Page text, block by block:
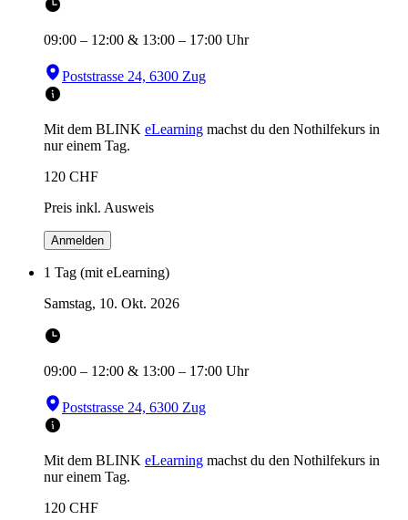
09:00 – 12:00 & 13:00 – 17:00 Uhr
Poststrasse 24, 6300 Zug
Mit dem BLINK eLearning machst du den Nothilfekurs in
nur einem Tag.
120 CHF
Preis inkl. Ausweis
Anmelden
1 Tag (mit eLearning)
Samstag, 10. Okt. 2026
09:00 – 12:00 & 13:00 – 17:00 Uhr
Poststrasse 24, 6300 Zug
Mit dem BLINK eLearning machst du den Nothilfekurs in
nur einem Tag.
120 CHF